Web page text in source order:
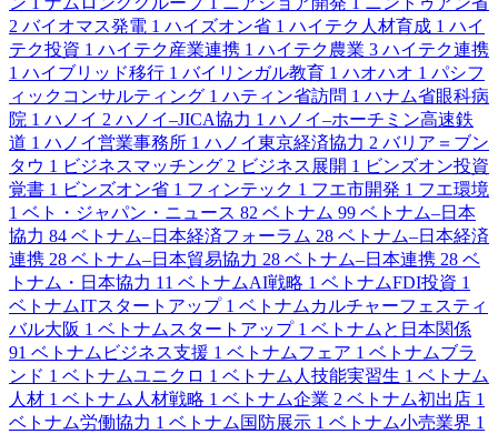
2 バイオマス発電 1 ハイズオン省 1 ハイテク人材育成 1 ハイ
テク投資 1 ハイテク産業連携 1 ハイテク農業 3 ハイテク連携
1 ハイブリッド移行 1 バイリンガル教育 1 ハオハオ 1 パシフ
ィックコンサルティング 1 ハティン省訪問 1 ハナム省眼科病
院 1 ハノイ 2 ハノイ–JICA協力 1 ハノイ–ホーチミン高速鉄
道 1 ハノイ営業事務所 1 ハノイ東京経済協力 2 バリア＝ブン
タウ 1 ビジネスマッチング 2 ビジネス展開 1 ビンズオン投資
覚書 1 ビンズオン省 1 フィンテック 1 フエ市開発 1 フエ環境
1 ベト・ジャパン・ニュース 82 ベトナム 99 ベトナム–日本
協力 84 ベトナム–日本経済フォーラム 28 ベトナム–日本経済
連携 28 ベトナム–日本貿易協力 28 ベトナム–日本連携 28 ベ
トナム・日本協力 11 ベトナムAI戦略 1 ベトナムFDI投資 1
ベトナムITスタートアップ 1 ベトナムカルチャーフェスティ
バル大阪 1 ベトナムスタートアップ 1 ベトナムと日本関係
91 ベトナムビジネス支援 1 ベトナムフェア 1 ベトナムブラ
ンド 1 ベトナムユニクロ 1 ベトナム人技能実習生 1 ベトナム
人材 1 ベトナム人材戦略 1 ベトナム企業 2 ベトナム初出店 1
ベトナム労働協力 1 ベトナム国防展示 1 ベトナム小売業界 1